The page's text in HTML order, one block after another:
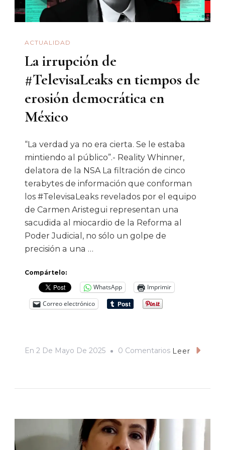
ACTUALIDAD
La irrupción de
#TelevisaLeaks en tiempos de
erosión democrática en
México
“La verdad ya no era cierta. Se le estaba
mintiendo al público”.- Reality Whinner,
delatora de la NSA La filtración de cinco
terabytes de información que conforman
los #TelevisaLeaks revelados por el equipo
de Carmen Aristegui representan una
sacudida al miocardio de la Reforma al
Poder Judicial, no sólo un golpe de
precisión a una …
Compártelo:
WhatsApp
Imprimir
Correo electrónico
En 2 De Mayo De 2025 0 ComentariosEn
Tiempos
Leer